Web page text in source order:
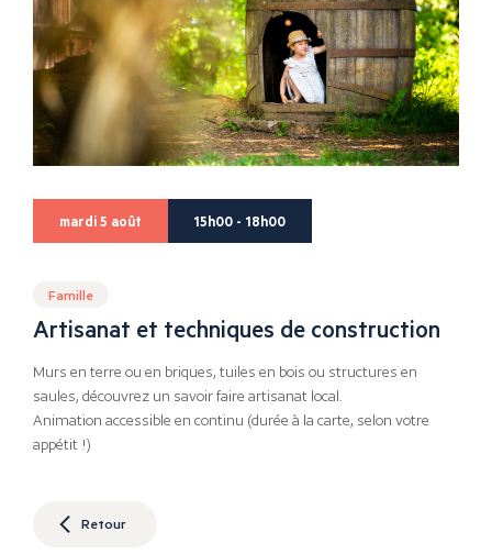
mardi 5 août 15h00 - 18h00
Famille
Artisanat et techniques de construction
Murs en terre ou en briques, tuiles en bois ou structures en
saules, découvrez un savoir faire artisanat local.
Animation accessible en continu (durée à la carte, selon votre
appétit !)
Retour